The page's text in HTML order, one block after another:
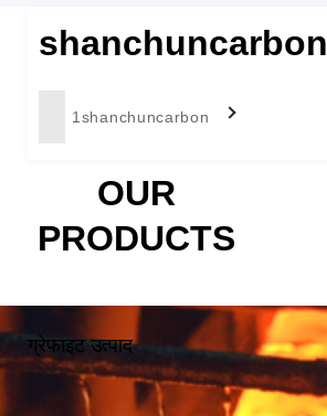
shanchuncarbon
1shanchuncarbon
OUR
PRODUCTS
ग्रेफाइट उत्पाद